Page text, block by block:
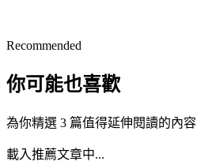
Recommended
你可能也喜歡
為你精選 3 篇值得延伸閱讀的內容
載入推薦文章中...